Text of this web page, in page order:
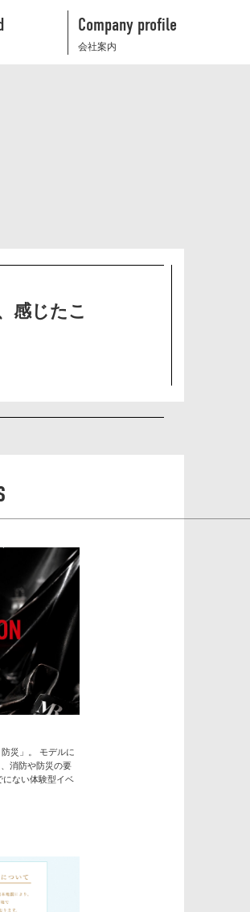
Company profile
会社案内
感じたこ
災」。 モデルに
消防や防災の要
にない体験型イベ